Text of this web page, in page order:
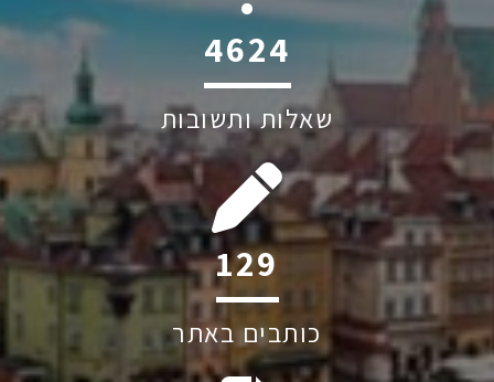
6045
שאלות ותשובות
247
כותבים באתר